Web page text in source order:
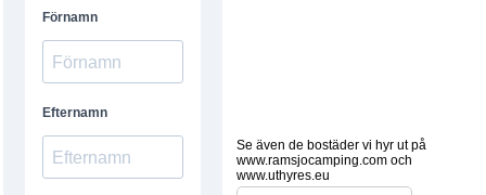
Se även de bostäder vi hyr ut på
www.ramsjocamping.com och
www.uthyres.eu